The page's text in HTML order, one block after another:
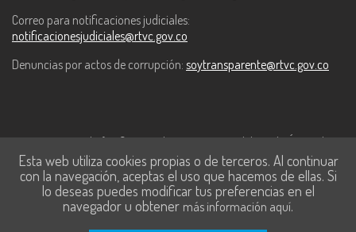
Correo para notificaciones judiciales:
notificacionesjudiciales@rtvc.gov.co
Denuncias por actos de corrupción: soytransparente@rtvc.gov.co
Este contenido fue financiado con recursos del Fondo Único de
Tecnologías de la Información y las Comunicaciones de MinTic.
Esta web utiliza cookies propias o de terceros. Al continuar
con la navegación, aceptas el uso que hacemos de ellas. Si
lo deseas puedes modificar tus preferencias en el
navegador u obtener más información aquí.